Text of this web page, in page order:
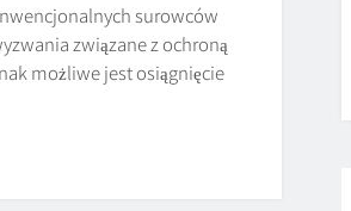
surowców
związane z ochroną
możliwe jest osiągnięcie